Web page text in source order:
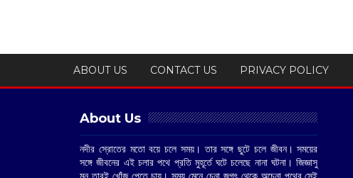
ABOUT US CONTACT US PRIVACY POLICY
About Us
নদীর স্রোতের মতো বয়ে চলে সময়। তার সঙ্গে ছুটে চলে জীবন। সময়ের
সঙ্গে জীবনের এই চলার পথে প্রতি মুহূর্তে ঘটে চলেছে নানা ঘটনা। জিজ্ঞাসু